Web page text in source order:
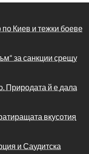
по Киев и тежки боеве
за санкции срещу
Природата й е дала
вкусотия
и Саудитска